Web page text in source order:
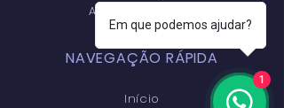
Ana Mangericão
NAVEGAÇÃO RÁPIDA
Início
Em que podemos ajudar?
1